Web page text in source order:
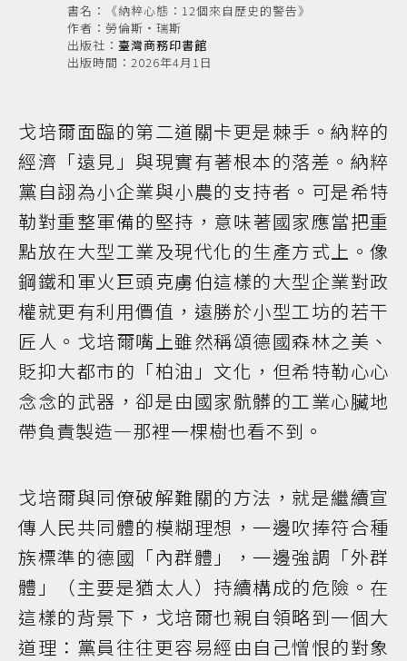
書名：《納粹心態：12個來自歷史的警告》
作者：勞倫斯‧瑞斯
出版社： 臺灣商務印書館
出版時間：2026年4月1日
戈培爾面臨的第二道關卡更是棘手。納粹的
經濟「遠見」與現實有著根本的落差。納粹
黨自詡為小企業與小農的支持者。可是希特
勒對重整軍備的堅持，意味著國家應當把重
點放在大型工業及現代化的生產方式上。像
鋼鐵和軍火巨頭克虜伯這樣的大型企業對政
權就更有利用價值，遠勝於小型工坊的若干
匠人。戈培爾嘴上雖然稱頌德國森林之美、
貶抑大都市的「柏油」文化，但希特勒心心
念念的武器，卻是由國家骯髒的工業心臟地
帶負責製造—那裡一棵樹也看不到。
戈培爾與同僚破解難關的方法，就是繼續宣
傳人民共同體的模糊理想，一邊吹捧符合種
族標準的德國「內群體」，一邊強調「外群
體」（主要是猶太人）持續構成的危險。在
這樣的背景下，戈培爾也親自領略到一個大
道理：黨員往往更容易經由自己憎恨的對象